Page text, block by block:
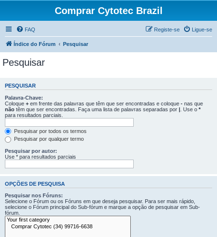
Comprar Cytotec Brazil
FAQ Ligue-se
Registe-se
Índice do Fórum Pesquisar
Pesquisar
PESQUISAR
Palavra-Chave:
Coloque + em frente das palavras que têm que ser encontradas e coloque - nas que
não têm que ser encontradas. Faça uma lista de palavras separadas por | . Use o *
para resultados parciais.
Pesquisar por todos os termos
Pesquisar por qualquer termo
Pesquisar por autor:
Use * para resultados parciais
OPÇÕES DE PESQUISA
Pesquisar nos Fóruns:
Selecione o Fórum ou os Fóruns em que deseja pesquisar. Para ser mais rápido,
selecione o Fórum principal do Sub-fórum e marque a opção de pesquisar em Sub-
fórum.